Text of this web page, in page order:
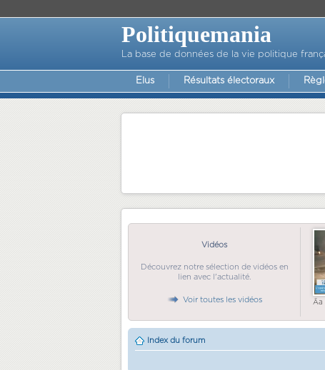
Politiquemania
La base de données de la vie politique
Elus Résultats électoraux
Vidéos
Découvrez notre sélection de vidéos en
lien avec l'actualité.
Voir toutes les vidéos
Index du forum